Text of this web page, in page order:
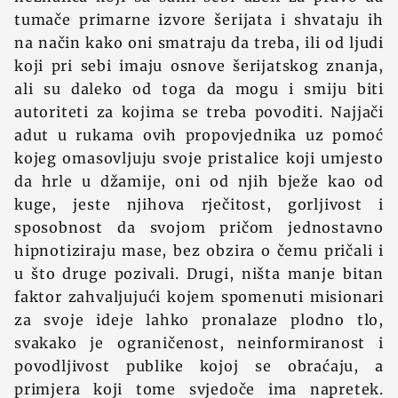
tumače primarne izvore šerijata i shvataju ih
na način kako oni smatraju da treba, ili od ljudi
koji pri sebi imaju osnove šerijatskog znanja,
ali su daleko od toga da mogu i smiju biti
autoriteti za kojima se treba povoditi. Najjači
adut u rukama ovih propovjednika uz pomoć
kojeg omasovljuju svoje pristalice koji umjesto
da hrle u džamije, oni od njih bježe kao od
kuge, jeste njihova rječitost, gorljivost i
sposobnost da svojom pričom jednostavno
hipnotiziraju mase, bez obzira o čemu pričali i
u što druge pozivali. Drugi, ništa manje bitan
faktor zahvaljujući kojem spomenuti misionari
za svoje ideje lahko pronalaze plodno tlo,
svakako je ograničenost, neinformiranost i
povodljivost publike kojoj se obraćaju, a
primjera koji tome svjedoče ima napretek.